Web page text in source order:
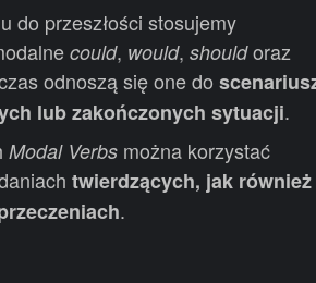
do przeszłości stosujemy
could, would, shouldoraz
odnoszą się one do
lub zakończonych sytuacji.
Modal Verbs można korzystać
twierdzących, jak również
.